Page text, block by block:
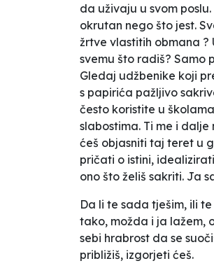
da uživaju u svom
okrutan nego što jest.
žrtve vlastitih obmana ?
svemu što radiš? Samo
Gledaj udžbenike koji
s papirića pažljivo
često koristite u
slabostima. Ti me i
ćeš objasniti taj teret u
pričati o istini,
ono što želiš sakriti. Ja
Da li te sada tješim, ili
tako, možda i ja lažem,
sebi hrabrost da se
približiš, izgorjeti ćeš.